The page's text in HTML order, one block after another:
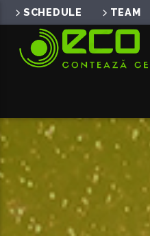
SCHEDULE TEAM
ACUM ÎN
ECO FM